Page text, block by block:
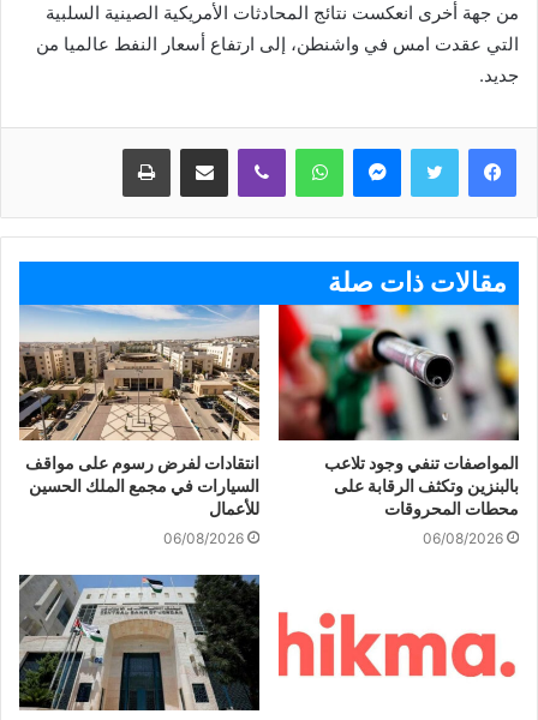
من جهة أخرى انعكست نتائج المحادثات الأمريكية الصينية السلبية
التي عقدت امس في واشنطن، إلى ارتفاع أسعار النفط عالميا من
جديد.
ماسنجر واتساب ڤايبر مشاركة عبر البريد طباعة
مقالات ذات صلة
المواصفات تنفي وجود تلاعب
بالبنزين وتكثف الرقابة على
محطات المحروقات
06/08/2026
انتقادات لفرض رسوم على مواقف
السيارات في مجمع الملك الحسين
للأعمال
06/08/2026